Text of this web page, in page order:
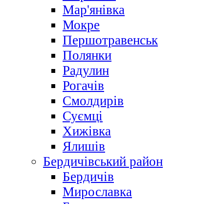
Мар'янівка
Мокре
Першотравенськ
Полянки
Радулин
Рогачів
Смолдирів
Суємці
Хижівка
Ялишів
Бердичівський район
Бердичів
Мирославка